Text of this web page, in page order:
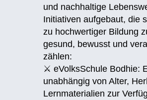
und nachhaltige
Initiativen aufgebaut, die
zu hochwertiger Bildung
gesund, bewusst und
zählen:
⚔ eVolksSchule Bodhie:
unabhängig von Alter,
Lernmaterialien zur